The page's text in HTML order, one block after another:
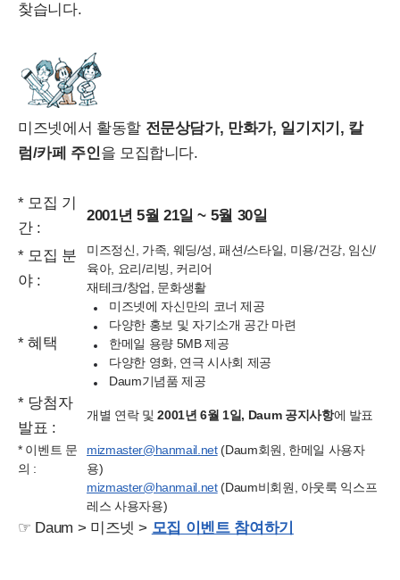
찾습니다.
미즈넷에서 활동할 전문상담가, 만화가, 일기지기, 칼
럼/카페 주인을 모집합니다.
* 모집 기
간 :
2001년 5월 21일 ~ 5월 30일
* 모집 분
야 :
미즈정신, 가족, 웨딩/성, 패션/스타일, 미용/건강, 임신/
육아, 요리/리빙, 커리어
재테크/창업, 문화생활
* 혜택
미즈넷에 자신만의 코너 제공
다양한 홍보 및 자기소개 공간 마련
한메일 용량 5MB 제공
다양한 영화, 연극 시사회 제공
Daum기념품 제공
* 당첨자
발표 :
개별 연락 및2001년 6월 1일, Daum 공지사항에 발표
* 이벤트 문
의 :
mizmaster@hanmail.net(Daum회원, 한메일 사용자
용)
mizmaster@hanmail.net(Daum비회원, 아웃룩 익스프
레스 사용자용)
☞ Daum > 미즈넷 > 모집 이벤트 참여하기